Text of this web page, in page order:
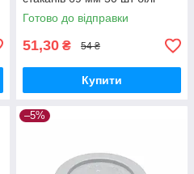
Готово до відправки
51,30 ₴ 54 ₴
Купити
–5%